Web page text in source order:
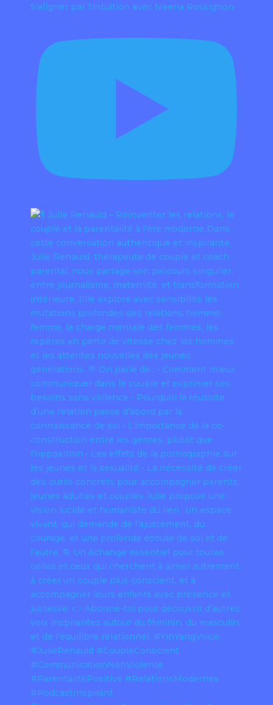
S'aligner par l'intuition avec Neena Rossignon
Féminin sacré Authenticité
Résilience
Burn out
Émotions Blessure
Entreprendre
Masculin
Confiance Harmonie
Sexualité